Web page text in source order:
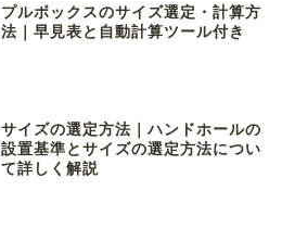
プルボックスのサイズ選定・計算方
法｜早見表と自動計算ツール付き
サイズの選定方法｜ハンドホールの
設置基準とサイズの選定方法につい
て詳しく解説